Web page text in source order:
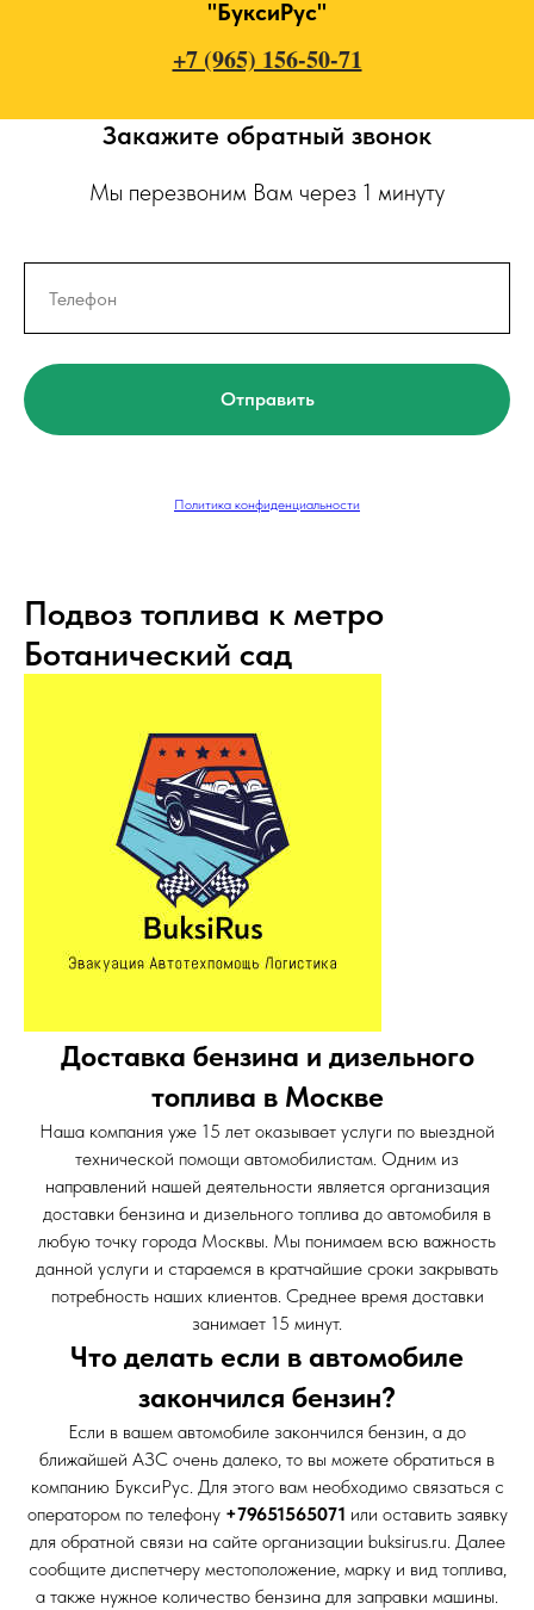
"БуксиРус"
+7 (965) 156-50-71
Закажите обратный звонок
Мы перезвоним Вам через 1 минуту
Отправить
Политика конфиденциальности
Подвоз топлива к метро
Ботанический сад
Доставка бензина и дизельного
топлива в Москве
Наша компания уже 15 лет оказывает услуги по выездной
технической помощи автомобилистам. Одним из
направлений нашей деятельности является организация
доставки бензина и дизельного топлива до автомобиля в
любую точку города Москвы. Мы понимаем всю важность
данной услуги и стараемся в кратчайшие сроки закрывать
потребность наших клиентов. Среднее время доставки
занимает 15 минут.
Что делать если в автомобиле
закончился бензин?
Если в вашем автомобиле закончился бензин, а до
ближайшей АЗС очень далеко, то вы можете обратиться в
компанию БуксиРус. Для этого вам необходимо связаться с
оператором по телефону +79651565071 или оставить заявку
для обратной связи на сайте организации buksirus.ru. Далее
сообщите диспетчеру местоположение, марку и вид топлива,
а также нужное количество бензина для заправки машины.